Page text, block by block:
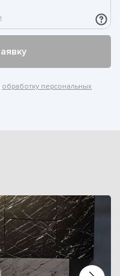
обработку персональных